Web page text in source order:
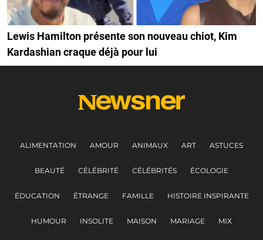
Lewis Hamilton présente son nouveau chiot, Kim
Kardashian craque déjà pour lui
ALIMENTATION AMOUR ANIMAUX ART ASTUCES
BEAUTÉ CÉLÉBRITÉ CÉLÉBRITÉS ÉCOLOGIE
ÉDUCATION ÉTRANGE FAMILLE HISTOIRE INSPIRANTE
HUMOUR INSOLITE MAISON MARIAGE MIX